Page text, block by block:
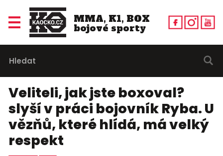
MMA, K1, BOX
bojové sporty
Veliteli, jak jste boxoval?
slyší v práci bojovník Ryba. U
vězňů, které hlídá, má velký
respekt